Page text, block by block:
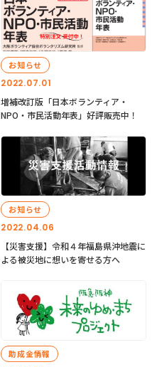
2022.07.01
お知らせ
増補改訂版「日本ボランティア・
NPO・市民活動年表」好評販売中！
2022.04.06
お知らせ
【災害支援】令和４年福島県沖地震に
よる被災地に想いを寄せる方へ
助成金情報